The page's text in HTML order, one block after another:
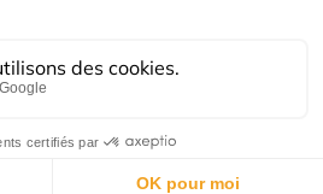
2003-2026. Tous droits réservés